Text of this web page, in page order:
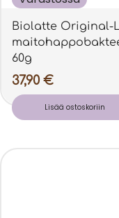
Biolatte Original-
60g
37,90 €
Lisää ostoskoriin